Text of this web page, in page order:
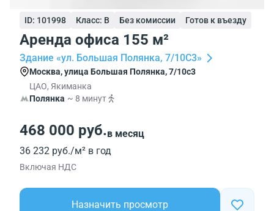
ID: 101998 Класс: B Без комиссии Готов к въезду
Аренда офиса 155 м²
Здание «ул. Большая Полянка, 7/10С3»
Москва, улица Большая Полянка, 7/10с3
ЦАО, Якиманка
Полянка ~ 8 минут
468 000 руб.в месяц
36 232 руб./м² в год
Включая НДС
Назначить просмотр